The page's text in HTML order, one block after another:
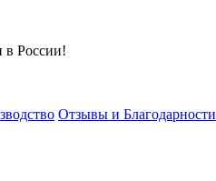
России!
Отзывы и Благодарности